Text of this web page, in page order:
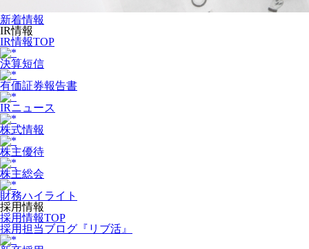
新着情報
IR情報
IR情報TOP
決算短信
有価証券報告書
IRニュース
株式情報
株主優待
株主総会
財務ハイライト
採用情報
採用情報TOP
採用担当ブログ『リブ活』